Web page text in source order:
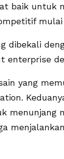
baik untuk
dibekali
enterprise
yang
menunjang